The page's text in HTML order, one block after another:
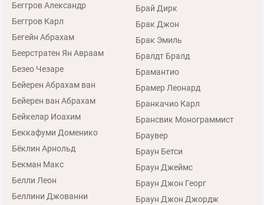
Беггров Александр
Беггров Карл
Бегейн Абрахам
Беерстратен Ян Авраам
Безео Чезаре
Бейерен Абрахам ван
Бейерен ван Абрахам
Бейкелар Иоахим
Беккафуми Доменико
Бёклин Арнольд
Бекман Макс
Белли Леон
Беллини Джованни
Брай Дирк
Брак Джон
Брак Эмиль
Бралдт Бралд
Брамантио
Брамер Леонард
Бранкачио Карл
Брансвик Монограммист
Браувер
Браун Бетси
Браун Джеймс
Браун Джон Георг
Браун Джон Джордж